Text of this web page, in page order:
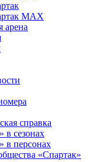
МАХ
арена
справка
в сезонах
в персонах
«Спартак»